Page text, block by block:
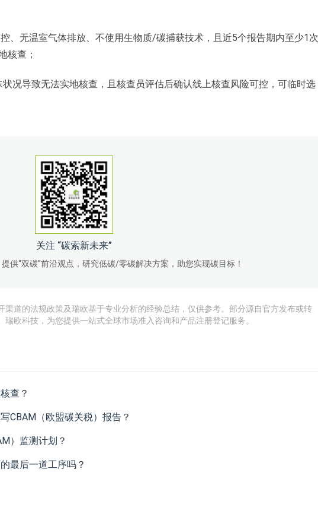
、无温室气体排放、不使用生物质/碳捕获技术，且近5个报告期内至少1次
核查；
况导致无法实地核查，且核查员评估后确认线上核查风险可控，可临时选
关注 “碳索新未来”
供“双碳”前沿观点，研究低碳/零碳解决方案，助您实现碳目标！
道的法规政策及瑞欧基于专业分析的经验总结，仅供参考。部分源自官方发布或转
欧科技，为您提供一站式全球市场准入咨询和产品注册登记服务。
查？
CBAM（欧盟碳关税）报告？
）监测计划？
最后一道工序吗？